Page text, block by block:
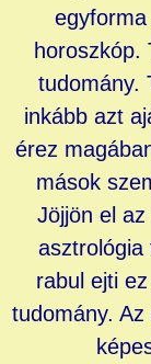
horoszkóp.
tudomány.
inkább azt
érez
mások
Jöjjön el
asztrológia
rabul ejti
tudomány.